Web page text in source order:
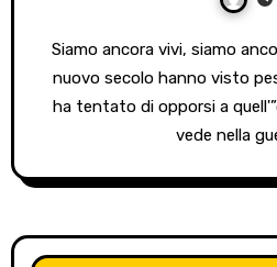
Siamo ancora vivi, siamo ancora vive! I primi anni del
nuovo secolo hanno visto
ha tentato di opporsi a
vede nella